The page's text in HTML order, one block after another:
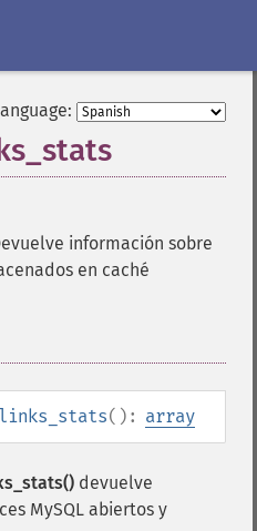
información sobre
en caché
(): array
devuelve
MySQL abiertos y